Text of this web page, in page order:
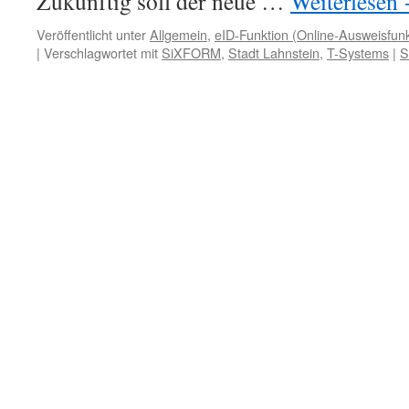
Veröffentlicht unterAllgemein, eID-Funktion (Online-
| Verschlagwortet mit SiXFORM, Stadt Lahnstein, T-Systems |